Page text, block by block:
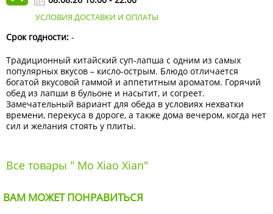
УСЛОВИЯ ДОСТАВКИ И ОПЛАТЫ
Срок годности: -
Традиционный китайский суп-лапша с одним из самых
популярных вкусов – кисло-острым. Блюдо отличается
богатой вкусовой гаммой и аппетитным ароматом. Горячий
обед из лапши в бульоне и насытит, и согреет.
Замечательный вариант для обеда в условиях нехватки
времени, перекуса в дороге, а также дома вечером, когда нет
сил и желания стоять у плиты.
Все товары " Mo Xiao Xian"
ВАМ МОЖЕТ ПОНРАВИТЬСЯ